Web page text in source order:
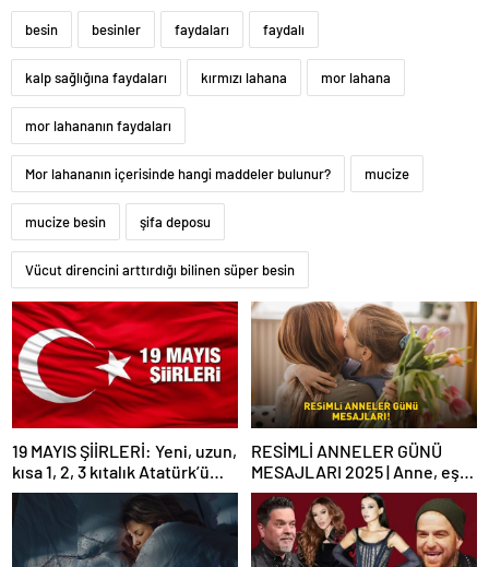
besin besinler faydaları faydalı
kalp sağlığına faydaları kırmızı lahana mor lahana
mor lahananın faydaları
Mor lahananın içerisinde hangi maddeler bulunur? mucize
mucize besin şifa deposu
Vücut direncini arttırdığı bilinen süper besin
19 MAYIS ŞİİRLERİ: Yeni, uzun,
kısa 1, 2, 3 kıtalık Atatürk’ü
Anma Gençlik ve Spor
Bayramı şiirleri…
RESİMLİ ANNELER GÜNÜ
MESAJLARI 2025 | Anne, eş
ve kayınvalideye özel
WhatsApp ve Instagram’da
paylaşabileceğiniz en güzel
Anneler Günü mesajları